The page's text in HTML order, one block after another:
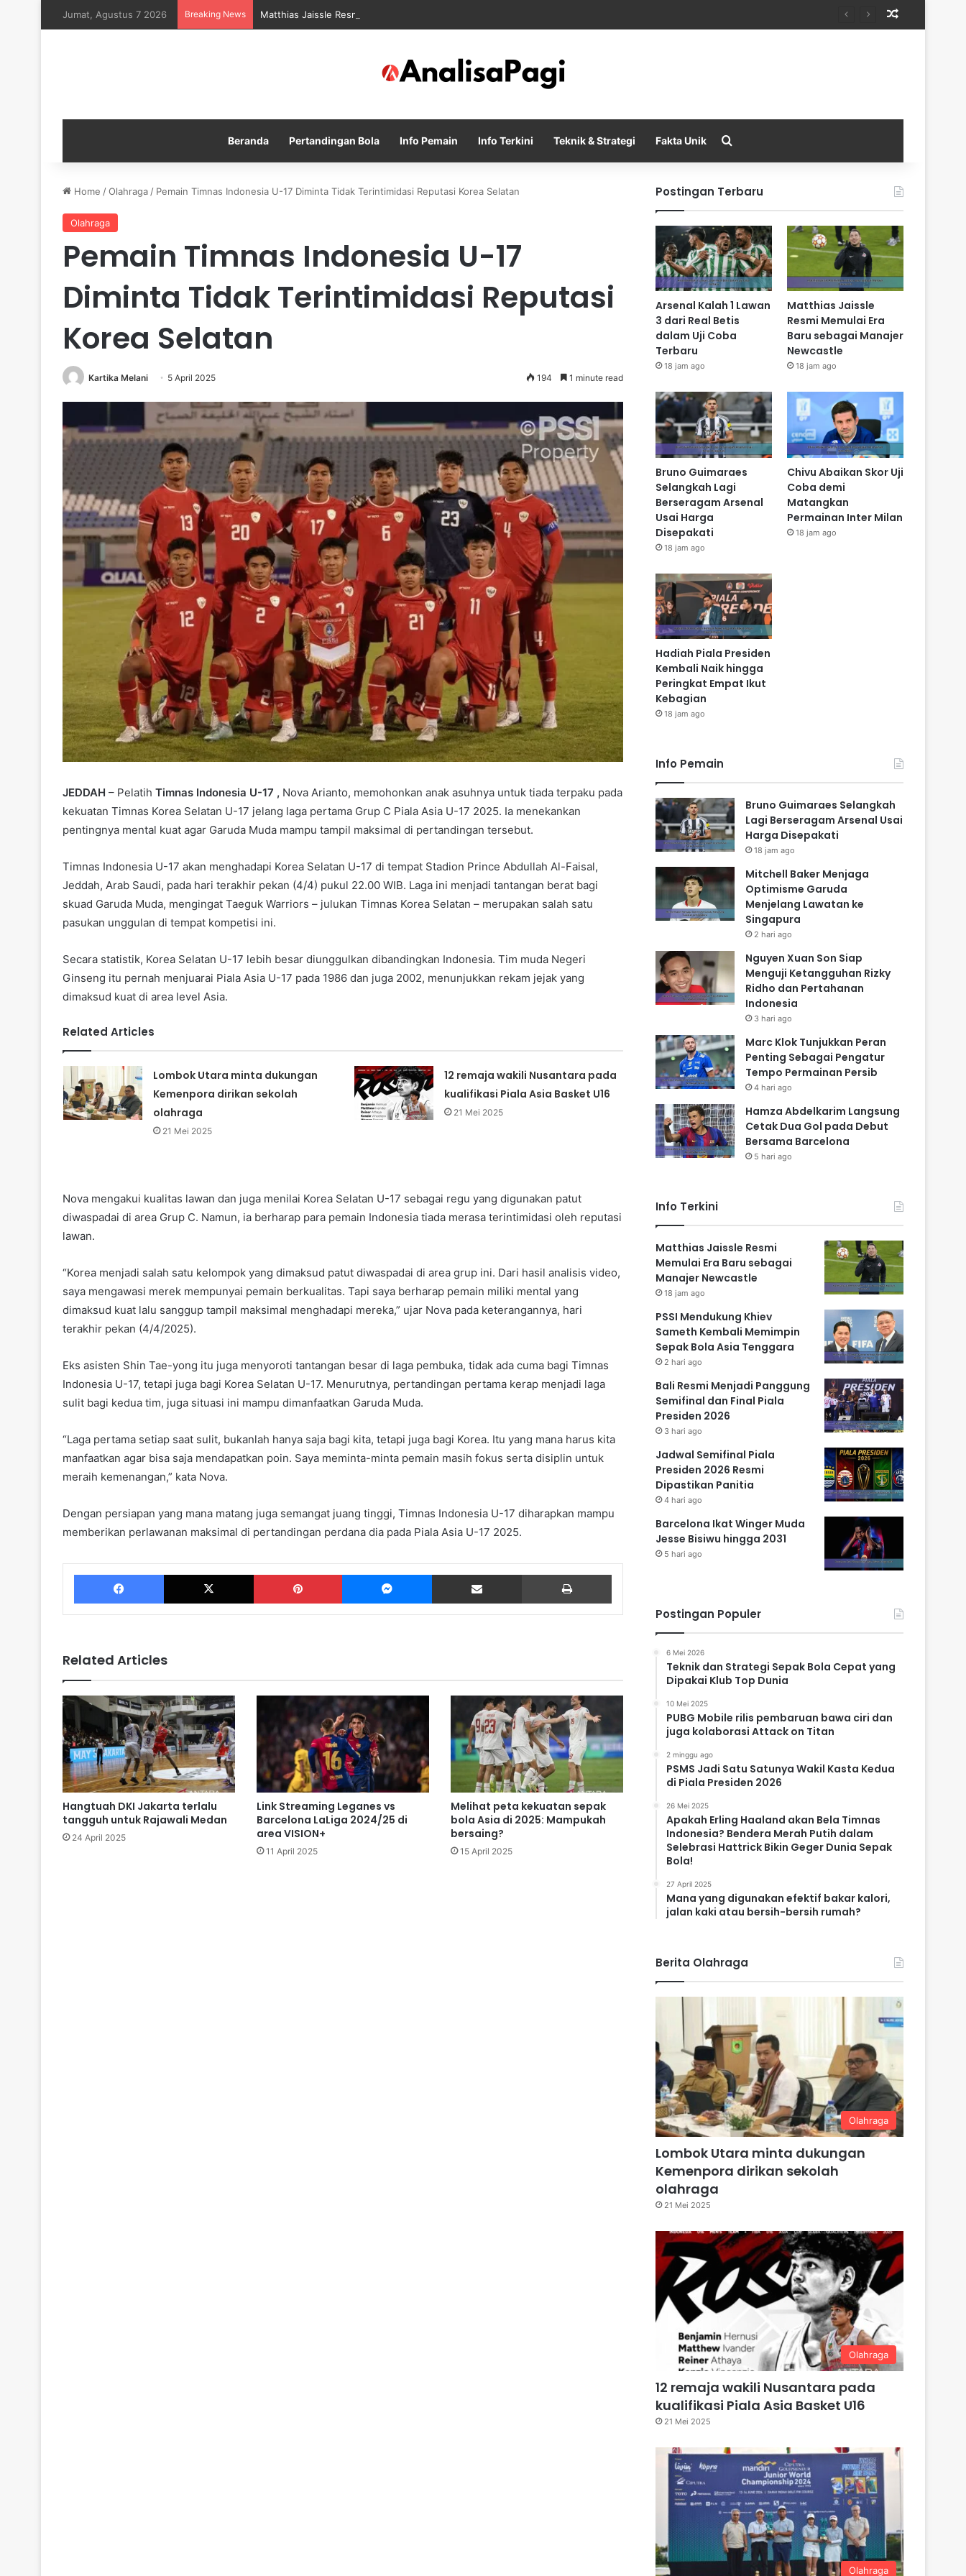
Jumat, Agustus 7 2026 Breaking News Matthias Jaissle Resmi Memulai Era Baru sebagai Manajer Newcastle
Beranda Pertandingan Bola Info Pemain Info Terkini Teknik & Strategi Fakta Unik
Home /Olahraga / Pemain Timnas Indonesia U-17 Diminta Tidak Terintimidasi Reputasi Korea Selatan
Olahraga
Pemain Timnas Indonesia U-17
Diminta Tidak Terintimidasi Reputasi
Korea Selatan
Kartika Melani 5 April 2025 194 1 minute read
JEDDAH – Pelatih Timnas Indonesia U-17 , Nova Arianto, memohonkan anak asuhnya untuk tiada terpaku pada
kekuatan Timnas Korea Selatan U-17 jelang laga pertama Grup C Piala Asia U-17 2025. Ia menekankan
pentingnya mental kuat agar Garuda Muda mampu tampil maksimal di pertandingan tersebut.
Timnas Indonesia U-17 akan menghadapi Korea Selatan U-17 di tempat Stadion Prince Abdullah Al-Faisal,
Jeddah, Arab Saudi, pada hari terakhir pekan (4/4) pukul 22.00 WIB. Laga ini menjadi tantangan berat bagi
skuad Garuda Muda, mengingat Taeguk Warriors – julukan Timnas Korea Selatan – merupakan salah satu
pasukan unggulan di tempat kompetisi ini.
Secara statistik, Korea Selatan U-17 lebih besar diunggulkan dibandingkan Indonesia. Tim muda Negeri
Ginseng itu pernah menjuarai Piala Asia U-17 pada 1986 dan juga 2002, menunjukkan rekam jejak yang
dimaksud kuat di area level Asia.
Related Articles
Lombok Utara minta dukungan
Kemenpora dirikan sekolah
olahraga
21 Mei 2025
12 remaja wakili Nusantara pada
kualifikasi Piala Asia Basket U16
21 Mei 2025
Nova mengakui kualitas lawan dan juga menilai Korea Selatan U-17 sebagai regu yang digunakan patut
diwaspadai di area Grup C. Namun, ia berharap para pemain Indonesia tiada merasa terintimidasi oleh reputasi
lawan.
“Korea menjadi salah satu kelompok yang dimaksud patut diwaspadai di area grup ini. Dari hasil analisis video,
saya mengawasi merek mempunyai pemain berkualitas. Tapi saya berharap pemain miliki mental yang
dimaksud kuat lalu sanggup tampil maksimal menghadapi mereka,” ujar Nova pada keterangannya, hari
terakhir pekan (4/4/2025).
Eks asisten Shin Tae-yong itu juga menyoroti tantangan besar di laga pembuka, tidak ada cuma bagi Timnas
Indonesia U-17, tetapi juga bagi Korea Selatan U-17. Menurutnya, pertandingan pertama kerap menjadi laga
sulit bagi kedua tim, juga situasi ini mampu dimanfaatkan Garuda Muda.
“Laga pertama setiap saat sulit, bukanlah hanya saja bagi kita, tetapi juga bagi Korea. Itu yang mana harus kita
manfaatkan agar bisa saja mendapatkan poin. Saya meminta-minta pemain masih fokus serta disiplin untuk
meraih kemenangan,” kata Nova.
Dengan persiapan yang mana matang juga semangat juang tinggi, Timnas Indonesia U-17 diharapkan mampu
memberikan perlawanan maksimal di pertandingan perdana dia pada Piala Asia U-17 2025.
Facebook X Pinterest Messenger Share via Email
Related Articles
Hangtuah DKI Jakarta terlalu
tangguh untuk Rajawali Medan
24 April 2025
Link Streaming Leganes vs
Barcelona LaLiga 2024/25 di
area VISION+
11 April 2025
Melihat peta kekuatan sepak
bola Asia di 2025: Mampukah
bersaing?
15 April 2025
Postingan Terbaru
Arsenal Kalah 1 Lawan
3 dari Real Betis
dalam Uji Coba
Terbaru
18 jam ago
Matthias Jaissle
Resmi Memulai Era
Baru sebagai Manajer
Newcastle
18 jam ago
Bruno Guimaraes
Selangkah Lagi
Berseragam Arsenal
Usai Harga
Disepakati
18 jam ago
Chivu Abaikan Skor Uji
Coba demi
Matangkan
Permainan Inter Milan
18 jam ago
Hadiah Piala Presiden
Kembali Naik hingga
Peringkat Empat Ikut
Kebagian
18 jam ago
Info Pemain
Bruno Guimaraes Selangkah
Lagi Berseragam Arsenal Usai
Harga Disepakati
18 jam ago
Mitchell Baker Menjaga
Optimisme Garuda
Menjelang Lawatan ke
Singapura
2 hari ago
Nguyen Xuan Son Siap
Menguji Ketangguhan Rizky
Ridho dan Pertahanan
Indonesia
3 hari ago
Marc Klok Tunjukkan Peran
Penting Sebagai Pengatur
Tempo Permainan Persib
4 hari ago
Hamza Abdelkarim Langsung
Cetak Dua Gol pada Debut
Bersama Barcelona
5 hari ago
Info Terkini
Matthias Jaissle Resmi
Memulai Era Baru sebagai
Manajer Newcastle
18 jam ago
PSSI Mendukung Khiev
Sameth Kembali Memimpin
Sepak Bola Asia Tenggara
2 hari ago
Bali Resmi Menjadi Panggung
Semifinal dan Final Piala
Presiden 2026
3 hari ago
Jadwal Semifinal Piala
Presiden 2026 Resmi
Dipastikan Panitia
4 hari ago
Barcelona Ikat Winger Muda
Jesse Bisiwu hingga 2031
5 hari ago
Postingan Populer
6 Mei 2026
Teknik dan Strategi Sepak Bola Cepat yang
Dipakai Klub Top Dunia
10 Mei 2025
PUBG Mobile rilis pembaruan bawa ciri dan
juga kolaborasi Attack on Titan
2 minggu ago
PSMS Jadi Satu Satunya Wakil Kasta Kedua
di Piala Presiden 2026
26 Mei 2025
Apakah Erling Haaland akan Bela Timnas
Indonesia? Bendera Merah Putih dalam
Selebrasi Hattrick Bikin Geger Dunia Sepak
Bola!
27 April 2025
Mana yang digunakan efektif bakar kalori,
jalan kaki atau bersih-bersih rumah?
Berita Olahraga
Olahraga
Lombok Utara minta dukungan
Kemenpora dirikan sekolah
olahraga
21 Mei 2025
Olahraga
12 remaja wakili Nusantara pada
kualifikasi Piala Asia Basket U16
21 Mei 2025
Olahraga